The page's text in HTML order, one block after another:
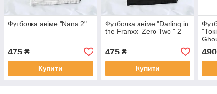
Футболка аніме "Nana 2"
475 ₴
Купити
Футболка аніме "Darling in
the Franxx, Zero Two " 2
475₴
Купити
490